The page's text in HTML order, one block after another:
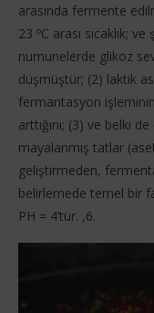
arasında fermente
23 ºC arası sıcaklık;
numunelerde glikoz
düşmüştür; (2) laktik
fermantasyon
arttığını; (3) ve belki
mayalanmış tatlar
geliştirmeden,
belirlemede temel bir
PH = 4’tür. ,6.